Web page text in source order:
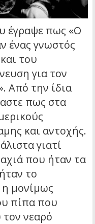
έγραψε πως «Ο
ένας γνωστός
του
για τον
Από την ίδια
πως στα
και αντοχής.
γιατί
που ήταν τα
το
η μονίμως
πίπα που
νεαρό